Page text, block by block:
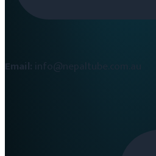
Email: